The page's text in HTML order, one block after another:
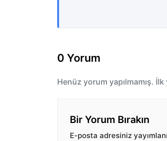
0 Yorum
Henüz yorum yapılmamış.
Bir Yorum Bırakın
E-posta adresiniz